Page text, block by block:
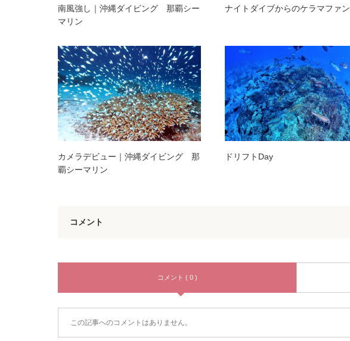
南風強し｜沖縄ダイビング 那覇シー
マリン
ナイトダイブからのケラマファン
カメラデビュー｜沖縄ダイビング 那
覇シーマリン
ドリフトDay
コメント
コメント ( 0 )
この記事へのコメントはありません。